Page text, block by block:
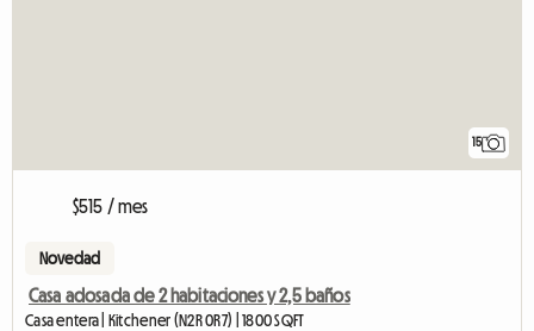
15
$515 / mes
Novedad
Casa adosada de 2 habitaciones y 2,5 baños
Casa entera | Kitchener (N2R 0R7) | 1800 SQFT